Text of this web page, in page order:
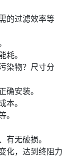
的过滤效率等
耗。
染物？尺寸分
确安装。
本。
。
有无破损。
化，达到终阻力